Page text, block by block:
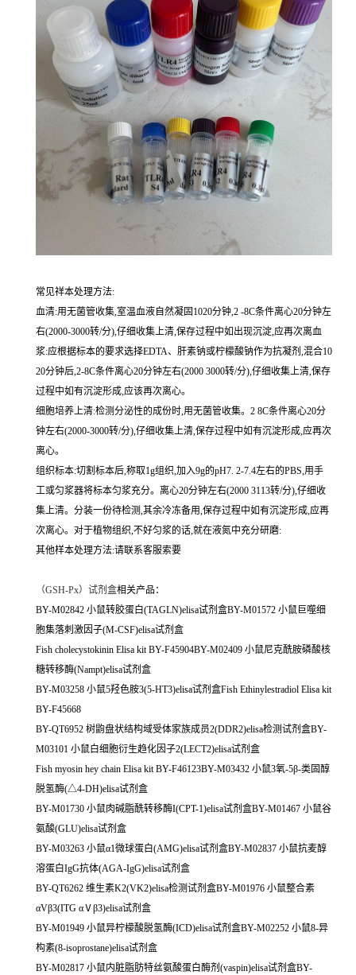
常见祥本处理方法:
血清:用无菌管收集,室温血液自然凝固1020分钟,2 -8C条件离心20分钟左
右(2000-3000转/分),仔细收集上清,保存过程中如出现沉淀,应再次离血
浆:应根据标本的要求选择EDTA、肝素钠或柠檬酸钠作为抗凝剂,混合10
20分钟后,2-8C条件离心20分钟左右(2000 3000转/分),仔细收集上清,保存
过程中如有沉淀形成,应该再次离心。
细胞培养上清:检测分泌性的成份时,用无菌管收集。2 8C条件离心20分
钟左右(2000-3000转/分),仔细收集上清,保存过程中如有沉淀形成,应再次
离心。
组织标本:切割标本后,称取1g组织,加入9g的pH7. 2-7.4左右的PBS,用手
工或匀浆器将标本匀浆充分。离心20分钟左右(2000 3113转/分),仔细收
集上清。分装一份待检测,其余冷冻备用,保存过程中如有沉淀形成,应再
次离心。对于植物组织,不好匀浆的话,就在液氮中充分研磨:
其他样本处理方法:请联系客服索要
（GSH-Px）试剂盒相关产品：
BY-M02842 小鼠转胶蛋白(TAGLN)elisa试剂盒BY-M01572 小鼠巨噬细
胞集落刺激因子(M-CSF)elisa试剂盒
Fish cholecystokinin Elisa kit BY-F45904BY-M02409 小鼠尼克酰胺磷酸核
糖转移酶(Nampt)elisa试剂盒
BY-M03258 小鼠5羟色胺3(5-HT3)elisa试剂盒Fish Ethinylestradiol Elisa kit
BY-F45668
BY-QT6952 树鼩盘状结构域受体家族成员2(DDR2)elisa检测试剂盒BY-
M03101 小鼠白细胞衍生趋化因子2(LECT2)elisa试剂盒
Fish myosin hey chain Elisa kit BY-F46123BY-M03432 小鼠3氧-5β-类固醇
脱氢酶(△4-DH)elisa试剂盒
BY-M01730 小鼠肉碱脂酰转移酶I(CPT-1)elisa试剂盒BY-M01467 小鼠谷
氨酸(GLU)elisa试剂盒
BY-M03263 小鼠α1微球蛋白(AMG)elisa试剂盒BY-M02837 小鼠抗麦醇
溶蛋白IgG抗体(AGA-IgG)elisa试剂盒
BY-QT6262 维生素K2(VK2)elisa检测试剂盒BY-M01976 小鼠整合素
αVβ3(ITG αⅤβ3)elisa试剂盒
BY-M01949 小鼠异柠檬酸脱氢酶(ICD)elisa试剂盒BY-M02252 小鼠8-异
构素(8-isoprostane)elisa试剂盒
BY-M02817 小鼠内脏脂肪特丝氨酸蛋白酶剂(vaspin)elisa试剂盒BY-